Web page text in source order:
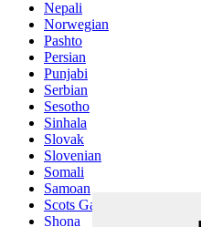
Nepali
Norwegian
Pashto
Persian
Punjabi
Serbian
Sesotho
Sinhala
Slovak
Slovenian
Somali
Samoan
Scots Gaelic
Shona